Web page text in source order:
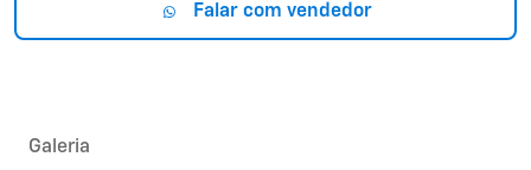
Falar com vendedor
Galeria